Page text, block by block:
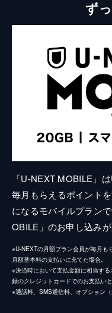
ず
「U-NEXT MOBILE」
毎月もらえるポイント
になるモバイルプラン
OBILE」のお申し込みが
※U-NEXTの月額プラン会員が毎月
月額基本料の支払いに充てた場合。
※決済時において支払金額に相当す
録のクレジットカードでのお支払いと
※通話料、SMS通信料、オプション